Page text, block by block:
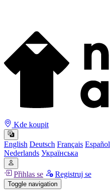
Kde koupit
English Deutsch Français Español
Nederlands Українська
Přihlas se Registruj se
Toggle navigation